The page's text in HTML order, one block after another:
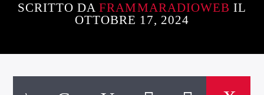
SCRITTO DAFRAMMARADIOWEB IL
OTTOBRE 17, 2024